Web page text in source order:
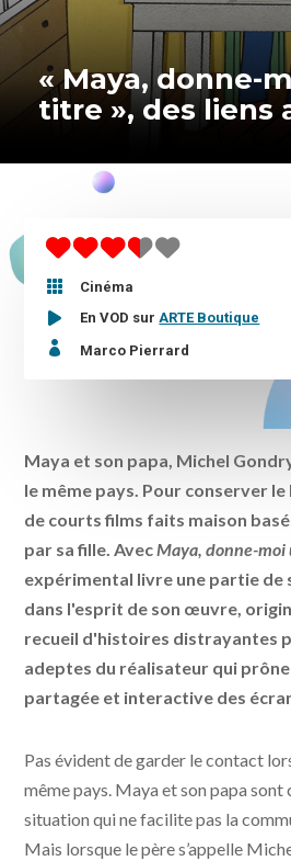
« Maya, donne-
titre », des liens

Cinéma
En VOD surARTE Boutique
 Marco Pierrard
Maya et son papa, Michel
le même pays. Pour conserver
de courts films faits maison
par sa fille. AvecMaya, donne-
expérimental livre une partie
dans l'esprit de son œuvre,
recueil d'histoires distrayantes
adeptes du réalisateur qui
partagée et interactive des
Pas évident de garder le contact
même pays. Maya et son papa
situation qui ne facilite pas la
Mais lorsque le père s’appelle